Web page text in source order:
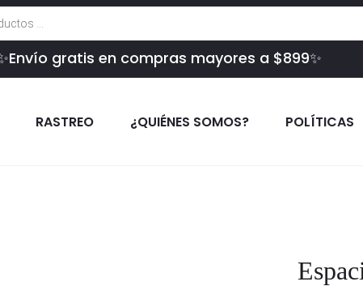
gratis en compras mayores a $899✨
RASTREO ¿QUIÉNES SOMOS? POLÍTICAS